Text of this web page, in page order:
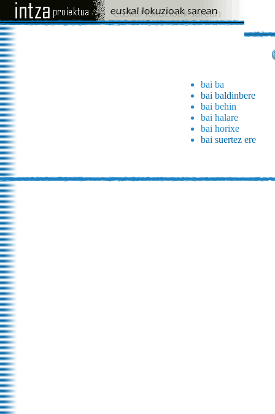
bai ba
bai baldinbere
bai behin
bai halare
bai horixe
bai suertez ere